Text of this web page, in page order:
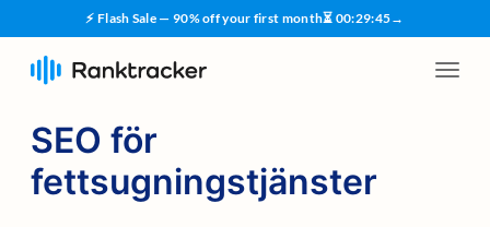
⚡ Flash Sale — 90% off your first month⏳ 00:29:45→
SEO för
fettsugningstjänster